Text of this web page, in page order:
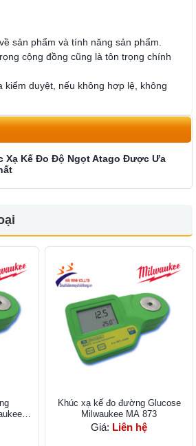
sản phẩm và tính năng sản phẩm.
cộng đồng cũng là tôn trọng chính
kiểm duyệt, nếu không hợp lệ, không
Xạ Kế Đo Độ Ngọt Atago Được Ưa
Khúc xạ kế đo đường Glucose
Milwaukee MA 873
Giá: Liên hệ